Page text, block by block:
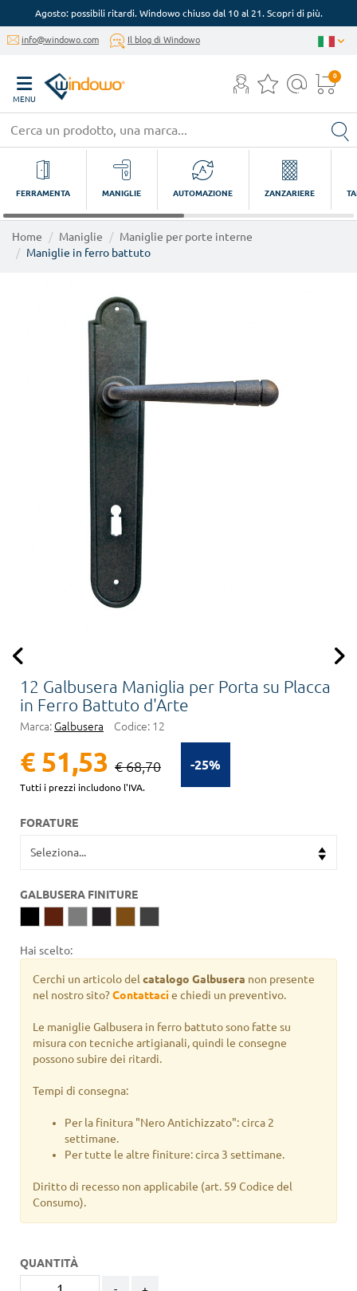
Agosto: possibili ritardi. Windowo chiuso dal 10 al 21. Scopri di più.
info@windowo.com Il blog di Windowo
MENU
0
FERRAMENTA MANIGLIE AUTOMAZIONE ZANZARIERE
Home Maniglie
Maniglie per porte interne
Maniglie in ferro battuto
12 Galbusera Maniglia per Porta su Placca
in Ferro Battuto d'Arte
Marca: Galbusera Codice: 12
-25%
€ 51,53 € 68,70
Tutti i prezzi includono l'IVA.
FORATURE
GALBUSERA FINITURE
Hai scelto:
Cerchi un articolo del catalogo Galbusera non presente
nel nostro sito?Contattacie chiedi un preventivo.
Le maniglie Galbusera in ferro battuto sono fatte su
misura con tecniche artigianali, quindi le consegne
possono subire dei ritardi.
Tempi di consegna:
Per la finitura "Nero Antichizzato": circa 2
settimane.
Per tutte le altre finiture: circa 3 settimane.
Diritto di recesso non applicabile (art. 59 Codice del
Consumo).
QUANTITÀ